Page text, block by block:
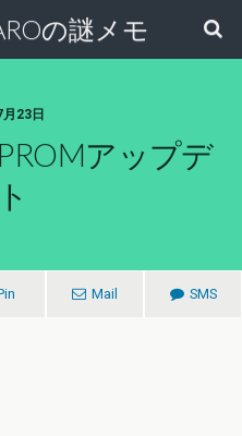
の謎メモ
23日
アップデ
Mail SMS